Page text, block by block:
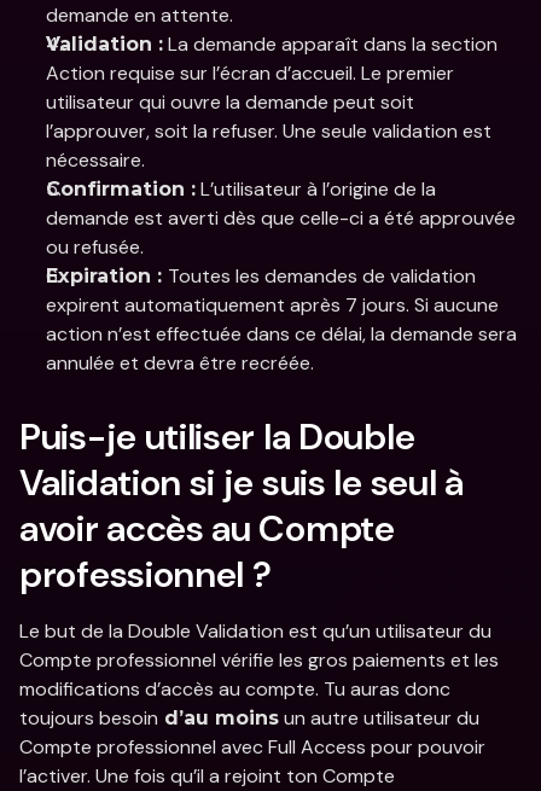
demande en attente.
Validation : La demande apparaît dans la section
Action requise sur l’écran d’accueil. Le premier
utilisateur qui ouvre la demande peut soit
l’approuver, soit la refuser. Une seule validation est
nécessaire.
Confirmation : L’utilisateur à l’origine de la
demande est averti dès que celle-ci a été approuvée
ou refusée.
Expiration : Toutes les demandes de validation
expirent automatiquement après 7 jours. Si aucune
action n’est effectuée dans ce délai, la demande sera
annulée et devra être recréée.
Puis-je utiliser la Double
Validation si je suis le seul à
avoir accès au Compte
professionnel ?
Le but de la Double Validation est qu’un utilisateur du
Compte professionnel vérifie les gros paiements et les
modifications d’accès au compte. Tu auras donc
toujours besoin d’au moins un autre utilisateur du
Compte professionnel avec Full Access pour pouvoir
l’activer. Une fois qu’il a rejoint ton Compte